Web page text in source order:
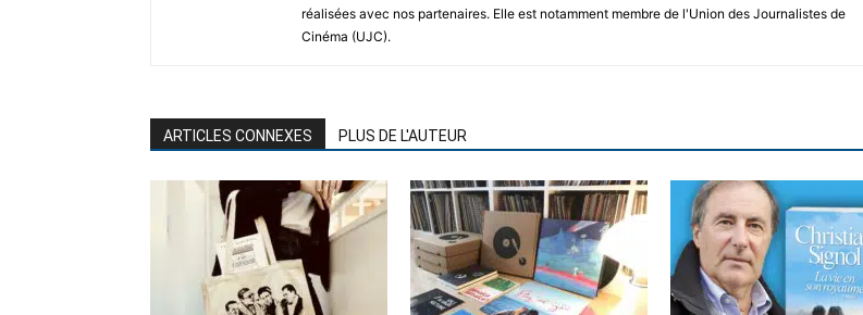
réalisées avec nos partenaires. Elle est notamment membre de l'Union des Journalistes de
Cinéma (UJC).
ARTICLES CONNEXES PLUS DE L'AUTEUR